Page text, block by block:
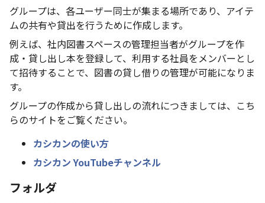
グループは、各ユーザー同士が集まる場所であり、アイテ
ムの共有や貸出を行うために作成します。
例えば、社内図書スペースの管理担当者がグループを作
成・貸し出し本を登録して、利用する社員をメンバーとし
て招待することで、図書の貸し借りの管理が可能になりま
す。
グループの作成から貸し出しの流れにつきましては、こち
らのサイトをご覧ください。
カシカンの使い方
カシカン YouTubeチャンネル
フォルダ